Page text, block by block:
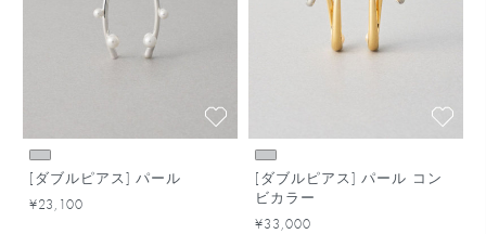
[ダブルピアス] パール
¥23,100
[ダブルピアス] パール コン
ビカラー
¥33,000